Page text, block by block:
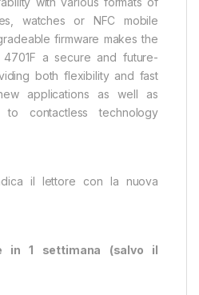
watches or NFC mobile
firmware makes the
4701F a secure and future-
both flexibility and fast
applications as well as
to contactless technology
il lettore con la nuova
in 1 settimana (salvo il